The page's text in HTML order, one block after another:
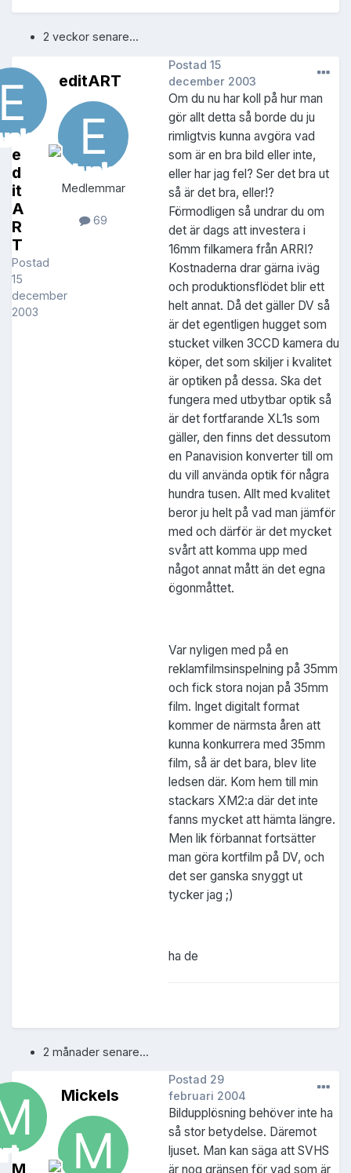
2 veckor senare...
e
d
it
A
R
T
Postad
15
december
2003
editART
Medlemmar
69
Postad 15
december 2003
Om du nu har koll på hur man
gör allt detta så borde du ju
rimligtvis kunna avgöra vad
som är en bra bild eller inte,
eller har jag fel? Ser det bra ut
så är det bra, eller!?
Förmodligen så undrar du om
det är dags att investera i
16mm filkamera från ARRI?
Kostnaderna drar gärna iväg
och produktionsflödet blir ett
helt annat. Då det gäller DV så
är det egentligen hugget som
stucket vilken 3CCD kamera du
köper, det som skiljer i kvalitet
är optiken på dessa. Ska det
fungera med utbytbar optik så
är det fortfarande XL1s som
gäller, den finns det dessutom
en Panavision konverter till om
du vill använda optik för några
hundra tusen. Allt med kvalitet
beror ju helt på vad man jämför
med och därför är det mycket
svårt att komma upp med
något annat mått än det egna
ögonmåttet.
Var nyligen med på en
reklamfilmsinspelning på 35mm
och fick stora nojan på 35mm
film. Inget digitalt format
kommer de närmsta åren att
kunna konkurrera med 35mm
film, så är det bara, blev lite
ledsen där. Kom hem till min
stackars XM2:a där det inte
fanns mycket att hämta längre.
Men lik förbannat fortsätter
man göra kortfilm på DV, och
det ser ganska snyggt ut
tycker jag ;)
ha de
2 månader senare...
M
Mickels
Postad 29
februari 2004
Bildupplösning behöver inte ha
så stor betydelse. Däremot
ljuset. Man kan säga att SVHS
är nog gränsen för vad som är